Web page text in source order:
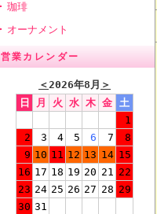
珈琲
オーナメント
営業カレンダー
＜2026年8月 ＞
日
月 火 水 木 金 土
1
2
3 4 5 6 7
8
9 10 11 12 13 14 15
16 17 18 19 20 21 22
23 24 25 26 27 28 29
30 31